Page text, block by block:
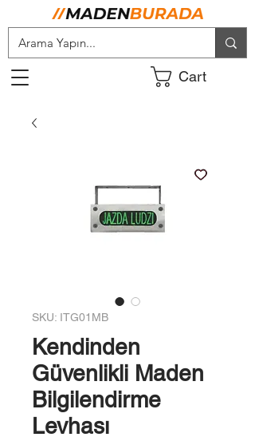
Cart
SKU: ITG01MB
Kendinden
Güvenlikli Maden
Bilgilendirme
Levhası